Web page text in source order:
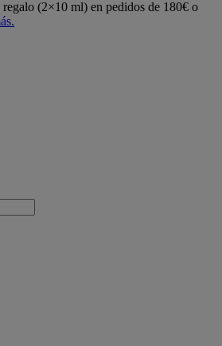
(2×10 ml) en pedidos de 180€ o